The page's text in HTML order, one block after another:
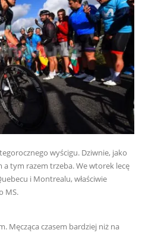
wyścigu. Dziwnie, jako
a tym razem trzeba. We wtorek lecę
i Montrealu, właściwie
MS.
Męcząca czasem bardziej niż na